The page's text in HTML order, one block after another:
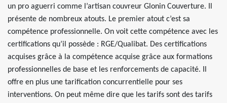
un pro aguerri comme l’artisan couvreur Glonin Couverture. Il
présente de nombreux atouts. Le premier atout c’est sa
compétence professionnelle. On voit cette compétence avec les
certifications qu’il possède : RGE/Qualibat. Des certifications
acquises grâce à la compétence acquise grâce aux formations
professionnelles de base et les renforcements de capacité. Il
offre en plus une tarification concurrentielle pour ses
interventions. On peut même dire que les tarifs sont des tarifs